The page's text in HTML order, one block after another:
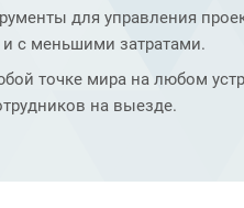
для управления
с меньшими затратами.
точке мира на любом
на выезде.